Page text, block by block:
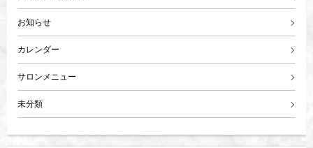
お知らせ
カレンダー
サロンメニュー
未分類